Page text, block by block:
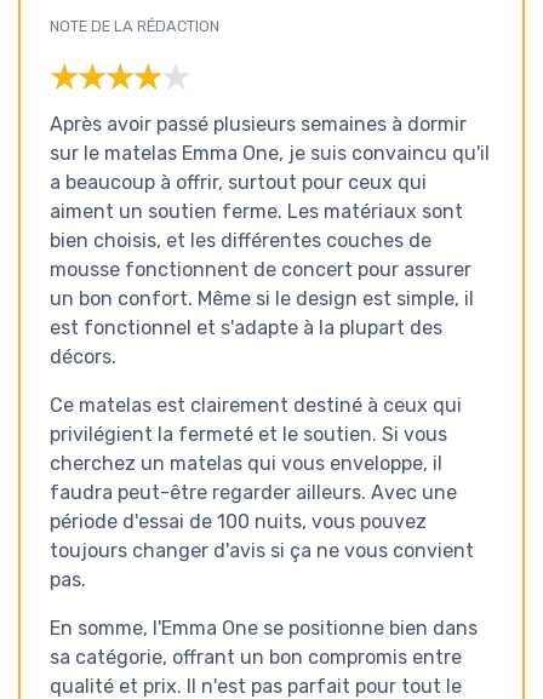
NOTE DE LA RÉDACTION
★★★★★
★★★★★
Après avoir passé plusieurs semaines à dormir
sur le matelas Emma One, je suis convaincu qu'il
a beaucoup à offrir, surtout pour ceux qui
aiment un soutien ferme. Les matériaux sont
bien choisis, et les différentes couches de
mousse fonctionnent de concert pour assurer
un bon confort. Même si le design est simple, il
est fonctionnel et s'adapte à la plupart des
décors.
Ce matelas est clairement destiné à ceux qui
privilégient la fermeté et le soutien. Si vous
cherchez un matelas qui vous enveloppe, il
faudra peut-être regarder ailleurs. Avec une
période d'essai de 100 nuits, vous pouvez
toujours changer d'avis si ça ne vous convient
pas.
En somme, l'Emma One se positionne bien dans
sa catégorie, offrant un bon compromis entre
qualité et prix. Il n'est pas parfait pour tout le